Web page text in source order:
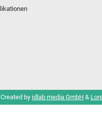
by idlab media GmbH &